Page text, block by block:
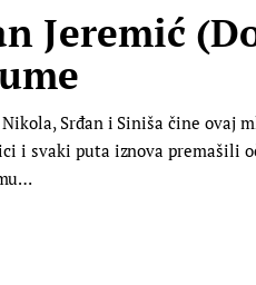
Jeremić
Srđan i Siniša čine ovaj
i svaki puta iznova premašili